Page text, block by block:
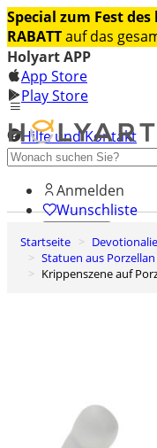
Special zum Fest
RABATTauf das
Holyart APP
App Store
Play Store
Hilfe und Kontakt
Entdecken Sie Premium
Anmelden
Wunschliste
0
Warenkorb
Startseite
Statuen aus
Krippenszene auf